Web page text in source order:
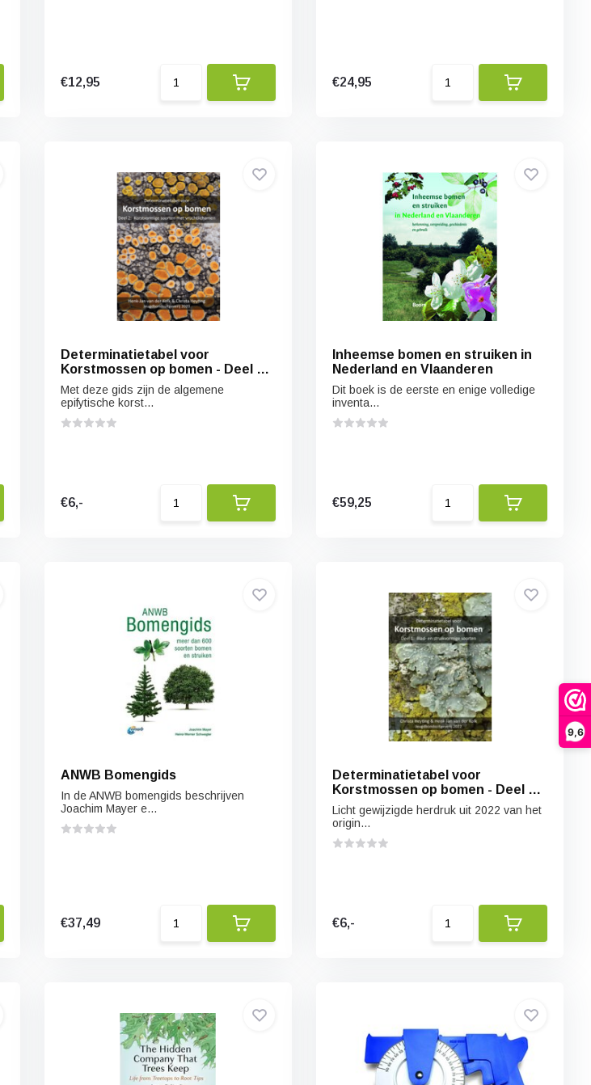
9,6
€12,95 €24,95
Determinatietabel voor
Korstmossen op bomen - Deel 2:
Korstvormige soorten met
vruchtlichamen
Met deze gids zijn de algemene
epifytische korst...
€6,-
Inheemse bomen en struiken in
Nederland en Vlaanderen
Dit boek is de eerste en enige volledige
inventa...
€59,25
ANWB Bomengids
In de ANWB bomengids beschrijven
Joachim Mayer e...
€37,49
Determinatietabel voor
Korstmossen op bomen - Deel 1:
Blad- en struikvormige soorten
Licht gewijzigde herdruk uit 2022 van het
origin...
€6,-